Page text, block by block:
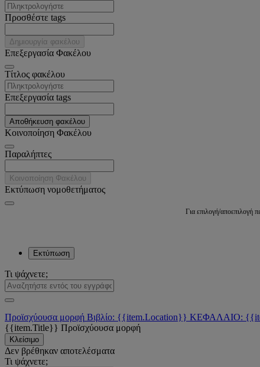
Προσθέστε tags
Δημιουργία φακέλου
Επεξεργασία Φακέλου
Tίτλος φακέλου
Επεξεργασία tags
Αποθήκευση φακέλου
Κοινοποίηση Φακέλου
Παραλήπτες
Κοινοποίηση Φακέλου
Εκτύπωση νομοθετήματος
Για επιλογή/αποεπιλογή
Εκτύπωση
Τι ψάχνετε;
Προϊσχύουσα μορφή Βιβλίο: {{item.Location}} ΚΕΦΑΛΑΙΟ:
{{item.Title}} Προϊσχύουσα μορφή
Κλείσιμο
Δεν βρέθηκαν αποτελέσματα
Τι ψάχνετε;